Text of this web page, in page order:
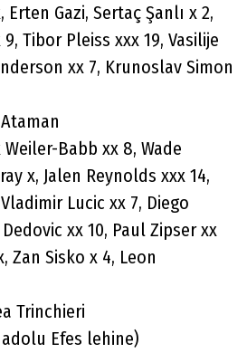
Gazi, Sertaç Şanlı x 2,
Tibor Pleiss xxx 19, Vasilije
xx 7, Krunoslav Simon
Babb xx 8, Wade
x, Jalen Reynolds xxx 14,
Lucic xx 7, Diego
xx 10, Paul Zipser xx
Zan Sisko x 4, Leon
Trinchieri
Efes lehine)